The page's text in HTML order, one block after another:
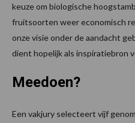
keuze om biologische
fruitsoorten weer economisch
onze visie onder de aandacht
dient hopelijk als inspiratiebron
Meedoen?
Een vakjury selecteert vijf